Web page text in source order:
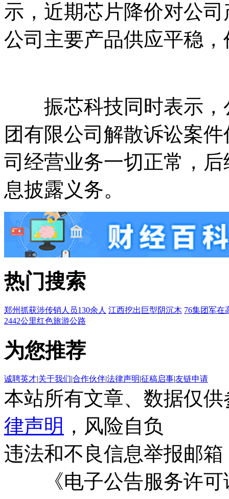
示，近期芯片降价对公
公司主要产品供应平稳
振芯科技同时表示，
团有限公司解散诉讼案
司经营业务一切正常，
息披露义务。
热门搜索
郑州抓获涉传销人员130余人 江西挖出巨型阴沉木 76集团军在
2442公里红色旅游公路
为您推荐
诚聘英才|关于我们|合作伙伴|法律声明|征稿启事|友链申请
本站所有文章、数据仅
律声明 ，风险自负
违法和不良信息举报邮箱
《电子公告服务许可